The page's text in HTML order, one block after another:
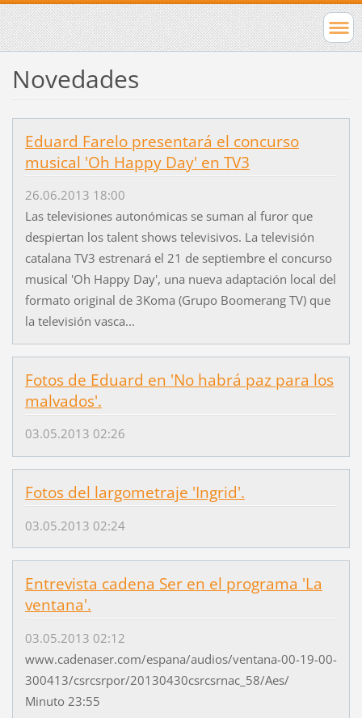
Novedades
Eduard Farelo presentará el concurso
musical 'Oh Happy Day' en TV3
26.06.2013 18:00
Las televisiones autonómicas se suman al furor que
despiertan los talent shows televisivos. La televisión
catalana TV3 estrenará el 21 de septiembre el concurso
musical 'Oh Happy Day', una nueva adaptación local del
formato original de 3Koma (Grupo Boomerang TV) que
la televisión vasca...
Fotos de Eduard en 'No habrá paz para los
malvados'.
03.05.2013 02:26
Fotos del largometraje 'Ingrid'.
03.05.2013 02:24
Entrevista cadena Ser en el programa 'La
ventana'.
03.05.2013 02:12
www.cadenaser.com/espana/audios/ventana-00-19-00-
300413/csrcsrpor/20130430csrcsrnac_58/Aes/
Minuto 23:55